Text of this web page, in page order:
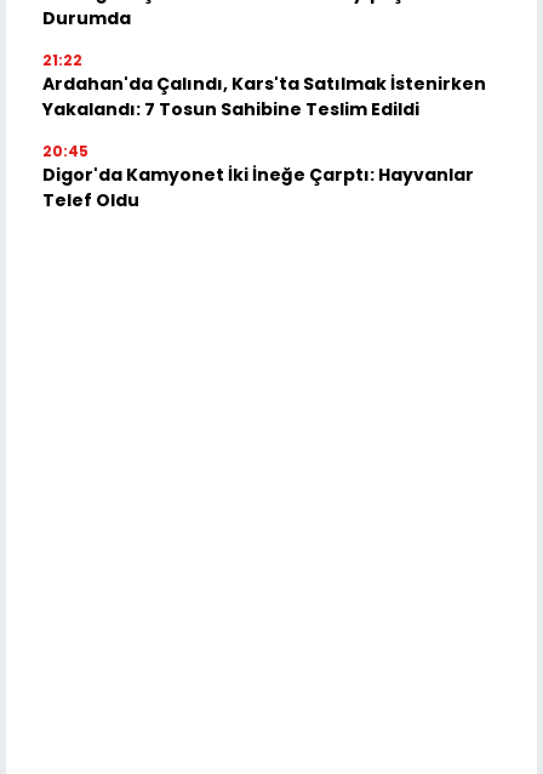
Durumda
21:22
Ardahan'da Çalındı, Kars'ta Satılmak İstenirken
Yakalandı: 7 Tosun Sahibine Teslim Edildi
20:45
Digor'da Kamyonet İki İneğe Çarptı: Hayvanlar
Telef Oldu